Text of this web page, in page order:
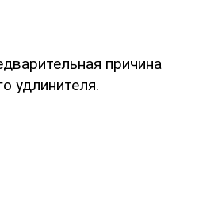
причина
удлинителя.